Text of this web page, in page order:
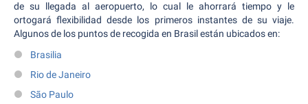
de su llegada al aeropuerto, lo cual le ahorrará tiempo y le
ortogará flexibilidad desde los primeros instantes de su viaje.
Algunos de los puntos de recogida en Brasil están ubicados en:
Brasilia
Rio de Janeiro
São Paulo